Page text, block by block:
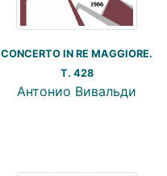
CONCERTO IN RE MAGGIORE.
T. 428
Антонио Вивальди